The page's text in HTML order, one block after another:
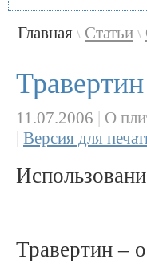
Главная \ Статьи \
Травертин
11.07.2006 | О
| Версия для
Травертин –